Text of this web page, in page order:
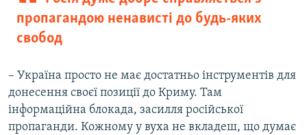
пропагандою ненависті до будь-яких
свобод
– Україна просто не має достатньо інструментів для
донесення своєї позиції до Криму. Там
інформаційна блокада, засилля російської
пропаганди. Кожному у вуха не вкладеш, що думає